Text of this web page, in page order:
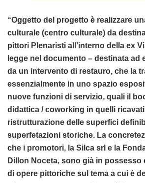
“Oggetto del progetto è realizzare
culturale (centro culturale) da
pittori Plenaristi all’interno della ex
legge nel documento – destinata ad
da un intervento di restauro, che la
essenzialmente in uno spazio
nuove funzioni di servizio, quali il
didattica / coworking in quelli
ristrutturazione delle superfici
superfetazioni storiche. La
che i promotori, la Silca srl e la
Dillon Noceta, sono già in possesso
di opere pittoriche sul tema a cui è